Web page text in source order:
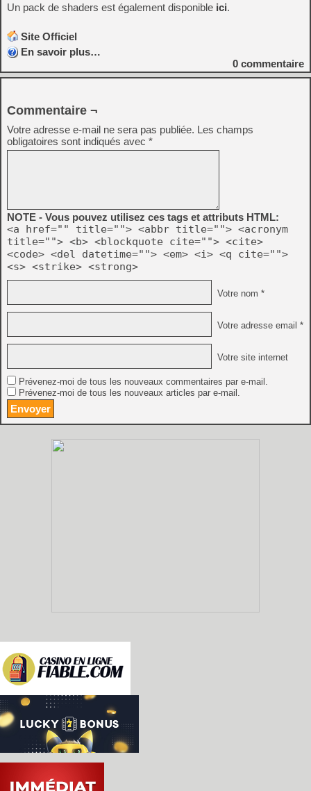
Un pack de shaders est également disponible ici.
Site Officiel
En savoir plus…
0 commentaire
Commentaire ¬
Votre adresse e-mail ne sera pas publiée. Les champs
obligatoires sont indiqués avec *
NOTE - Vous pouvez utilisez ces tags et attributs HTML:
<a href="" title=""> <abbr title=""> <acronym
title=""> <b> <blockquote cite=""> <cite>
<code> <del datetime=""> <em> <i> <q cite="">
<s> <strike> <strong>
Votre nom *
Votre adresse email *
Votre site internet
Prévenez-moi de tous les nouveaux commentaires par e-mail.
Prévenez-moi de tous les nouveaux articles par e-mail.